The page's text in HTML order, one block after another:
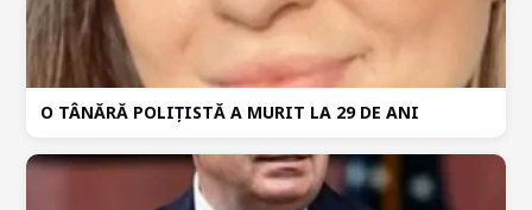
O TÂNĂRĂ POLIȚISTĂ A MURIT LA 29 DE ANI